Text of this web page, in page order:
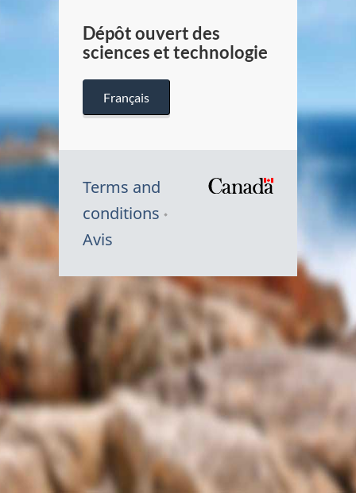
Dépôt ouvert des
sciences et technologie
Français
Terms and
conditions
Avis
Symbole
du
Canada